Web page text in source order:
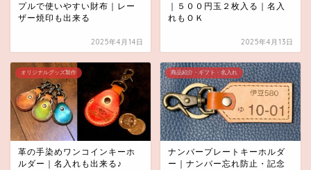
プルで使いやすい財布｜レー
ザー焼印も出来る
2025年4月14日
｜５００円玉２枚入る｜名入
れもＯＫ
2025年4月13日
オリジナルグッズ製作
革の手染めワンコインキーホ
ルダー｜名入れも出来る♪
商品紹介・ギフト・名入れ
ナンバープレートキーホルダ
ー｜ナンバー忘れ防止・記念